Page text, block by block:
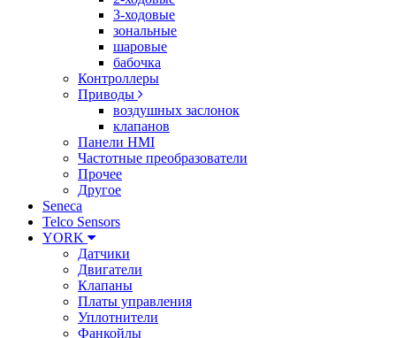
3-ходовые
зональные
шаровые
бабочка
Контроллеры
Приводы
воздушных заслонок
клапанов
Панели HMI
Частотные преобразователи
Прочее
Другое
Seneca
Telco Sensors
YORK
Датчики
Двигатели
Клапаны
Платы управления
Уплотнители
Фанкойлы